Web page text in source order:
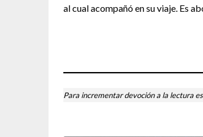
al cual acompañó en su viaje. Es
Para incrementar devoción a la lectura